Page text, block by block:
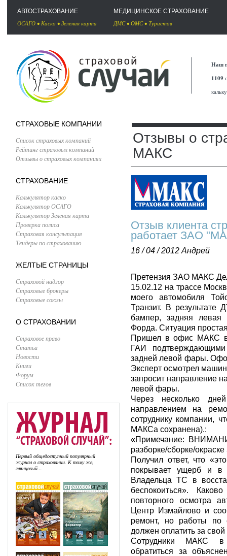
АВТОСТРАХОВАНИЕ
ОСАГО • Каско • Зеленая карта
МЕДИЦИНСКОЕ СТРАХОВАНИЕ
ДМС• ОМС• Туристов
Наш
1109
СТРАХОВЫЕ КОМПАНИИ
Список страховых компаний
Рейтинг страховых компаний
Отзывы о страховых компаниях
СТРАХОВАНИЕ
Калькулятор каско
Калькулятор ОСАГО
Калькулятор Зеленая карта
Проверка полиса
Страховая консультация
Тендеры по страхованию
ЖЕЛТЫЕ СТРАНИЦЫ
Страховой надзор
Страховые брокеры
Страховые союзы
О СТРАХОВАНИИ
Страховое право
Статьи
Новости
Книги
Форум
Список тегов
Первый общедоступный популярный
журнал о страховании. К тому же,
глянцевый...
Отзывы о
МАКС
Отзыв клиента
работает ЗАО
16 / 04 / 2012 Андрей
Претензия ЗАО МАКС
15.02.12 на трассе
моего автомобиля
Транзит. В результате
бампер, задняя
Форда. Ситуация
Пришел в офис МАКС в
ГАИ
задней левой фары.
Эксперт осмотрел
запросит направление
левой фары.
Через несколько
направлением на
сотруднику компании,
МАКСа сохранена).:
«Примечание:
разборке/сборке/
Получил ответ, что
покрывает ущерб и в
Владельца ТС в
беспокоиться».
повторного осмотра
Центр Измайлово и
ремонт, но работы по
должен оплатить за свой
Сотрудники МАКС в
обратиться за